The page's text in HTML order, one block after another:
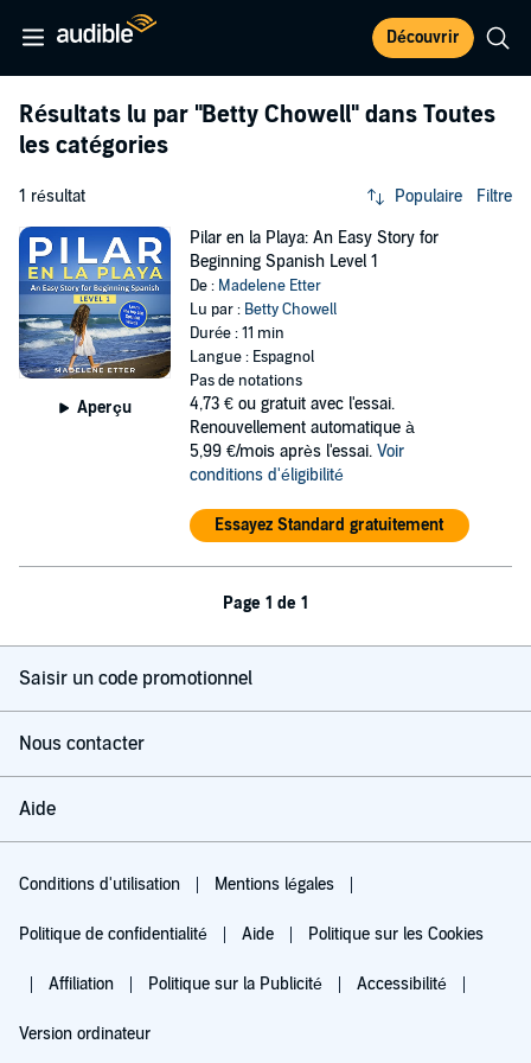
Découvrir
Résultats lu par "Betty Chowell" dans Toutes
les catégories
1 résultat Populaire Filtre
Aperçu
Pilar en la Playa: An Easy Story for
Beginning Spanish Level 1
De : Madelene Etter
Lu par : Betty Chowell
Durée : 11 min
Langue : Espagnol
Pas de notations
4,73 € ou gratuit avec l'essai.
Renouvellement automatique à
5,99 €/mois après l'essai. Voir
conditions d'éligibilité
Essayez Standard gratuitement
Page 1 de 1
Saisir un code promotionnel
Nous contacter
Aide
Conditions d'utilisation Mentions légales
Politique de confidentialité Aide Politique sur les Cookies
Affiliation Politique sur la Publicité Accessibilité
Version ordinateur